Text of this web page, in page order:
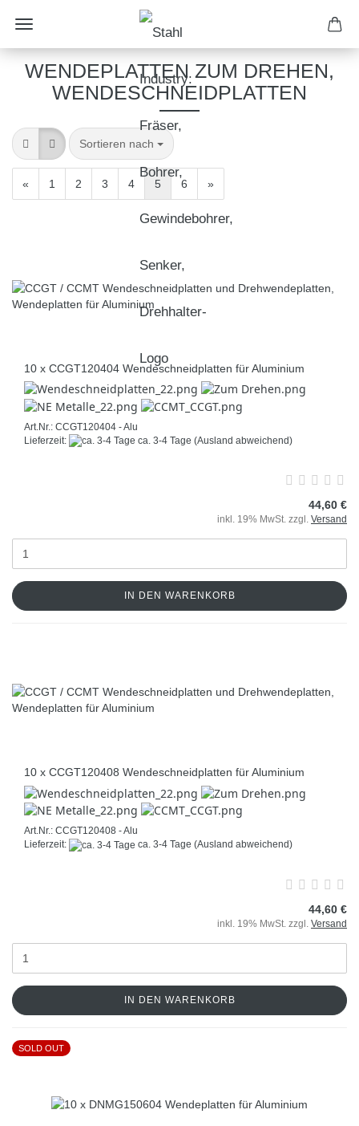
WENDEPLATTEN ZUM DREHEN,
WENDESCHNEIDPLATTEN
Sortieren nach
« 1 2 3 4 5 6 »
10 x CCGT120404 Wendeschneidplatten für Aluminium
Art.Nr.: CCGT120404 - Alu
Lieferzeit:
ca. 3-4 Tage (Ausland abweichend)
44,60 €
inkl. 19% MwSt. zzgl. Versand
IN DEN WARENKORB
10 x CCGT120408 Wendeschneidplatten für Aluminium
Art.Nr.: CCGT120408 - Alu
Lieferzeit:
ca. 3-4 Tage (Ausland abweichend)
44,60 €
inkl. 19% MwSt. zzgl. Versand
IN DEN WARENKORB
SOLD OUT